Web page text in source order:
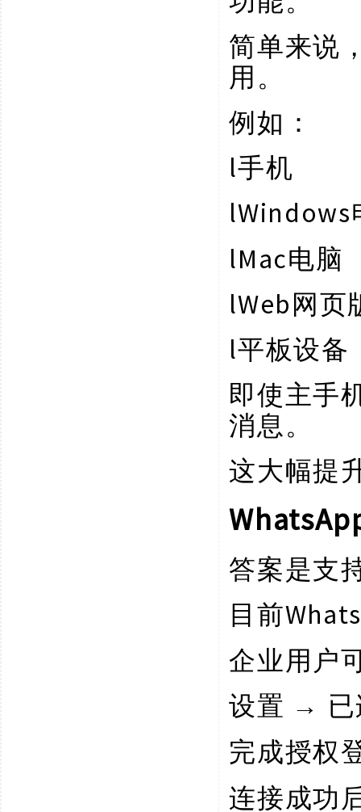
简单来说
用。
例如：
l手机
lWindows
lMac电脑
lWeb网页
l平板设备
即使主手
消息。
这大幅提
答案是支
目前
企业用户
设置 → 已
完成授权
连接成功